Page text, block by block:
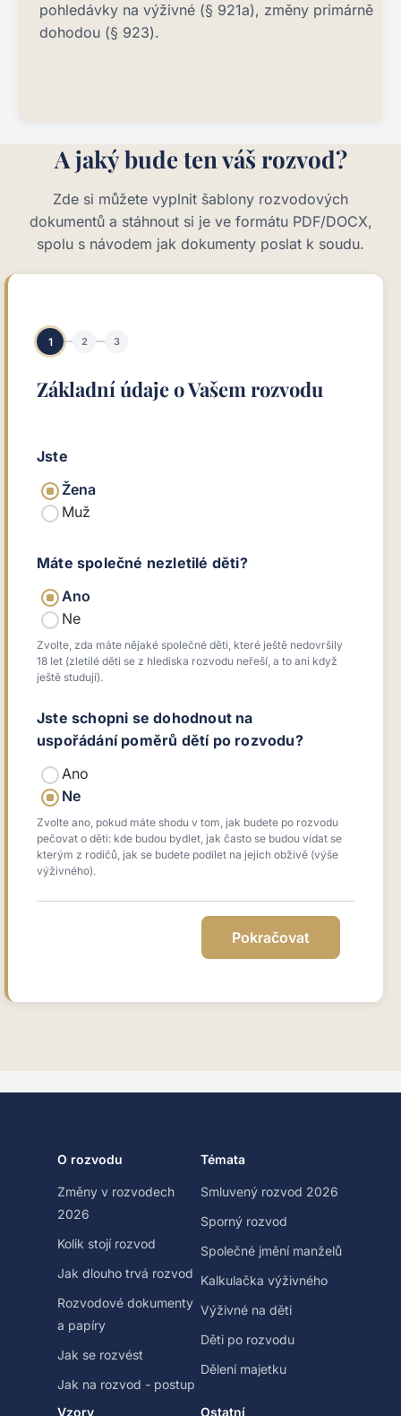
pohledávky na výživné (§ 921a), změny primárně
dohodou (§ 923).
A jaký bude ten váš rozvod?
Zde si můžete vyplnit šablony rozvodových
dokumentů a stáhnout si je ve formátu PDF/DOCX,
spolu s návodem jak dokumenty poslat k soudu.
1 2 3
Základní údaje o Vašem rozvodu
Jste
Žena
Muž
Máte společné nezletilé děti?
Ano
Ne
Zvolte, zda máte nějaké společné děti, které ještě nedovršily
18 let (zletilé děti se z hlediska rozvodu neřeší, a to ani když
ještě studují).
Jste schopni se dohodnout na
uspořádání poměrů dětí po rozvodu?
Ano
Ne
Zvolte ano, pokud máte shodu v tom, jak budete po rozvodu
pečovat o děti: kde budou bydlet, jak často se budou vídat se
kterým z rodičů, jak se budete podílet na jejich obživě (výše
výživného).
O rozvodu
Změny v rozvodech
2026
Kolik stojí rozvod
Jak dlouho trvá rozvod
Rozvodové dokumenty
a papíry
Jak se rozvést
Jak na rozvod - postup
Témata
Smluvený rozvod 2026
Sporný rozvod
Společné jmění manželů
Kalkulačka výživného
Výživné na děti
Děti po rozvodu
Dělení majetku
Vzory Ostatní